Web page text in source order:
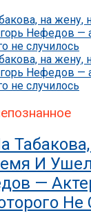
И
—
Не